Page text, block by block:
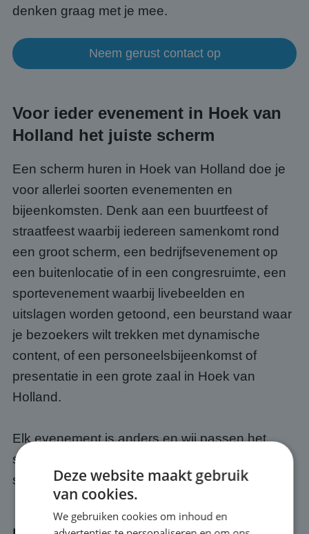
denken graag met je mee.
Neem gerust contact op
Voor ieder evenement in Hoek van
Holland het juiste scherm
Een scherm huren in Hoek van Holland doe je
voor allerlei soorten evenementen en
bijeenkomsten. Denk aan een buurtfeest of
straatfeest waarbij iedereen samenkomt rond
een groot scherm, een bedrijfsevenement op
een buitenlocatie of in een congresruimte, een
sportevenement waarbij livebeelden en
uitslagen worden getoond, een beurstand waar
je bezoekers wilt trekken met dynamische
content, of een personeelsbijeenkomst of
presentatie in een grote zaal in Hoek van
Holland.
Elk evenement is anders en wij passen het
scherm en de opstelling altijd aan op jouw
specifieke situatie.
Deze website maakt gebruik
van cookies.
We gebruiken cookies om inhoud en